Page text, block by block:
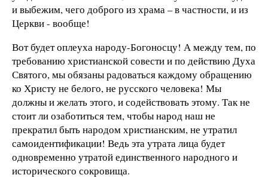
и выбежим, чего доброго из храма – в частности, и из
Церкви - вообще!
Вот будет оплеуха народу-Богоносцу! А между тем, по
требованию христианской совести и по действию Духа
Святого, мы обязаны радоваться каждому обращению
ко Христу не белого, не русского человека! Мы
должны и желать этого, и содействовать этому. Так не
стоит ли озаботиться тем, чтобы народ наш не
прекратил быть народом христианским, не утратил
самоидентификации! Ведь эта утрата лица будет
одновременно утратой единственного народного и
исторического сокровища.